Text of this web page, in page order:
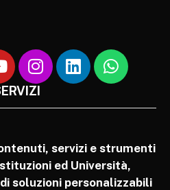
servizi e strumenti
ed Università,
soluzioni personalizzabili